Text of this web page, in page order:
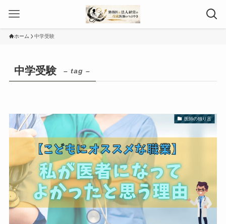
ホーム 中学受験
中学受験 – tag –
医師の独り言